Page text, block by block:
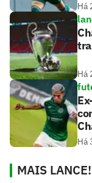
Há
Há
Há
MAIS LANCE!